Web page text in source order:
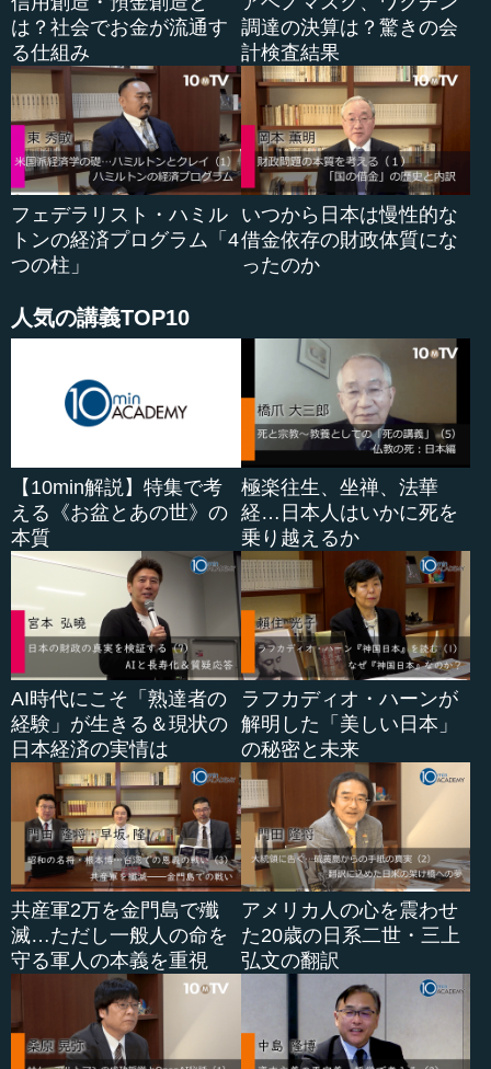
総務会には官房長官も出ていました。当時の官房長官
は、安倍晋三さんのお父さんの安倍晋太郎さんで、「今い
ろいろ考えている」と言います。総務会はタカ派が多いで
すから、実はその少し前の総務会で「灯台やヘリポートを
つくれ」と決議しているのです。政府としても、その決議
に基づいて「今、検討中です」と言うのです。
すると、藤尾正行さんというすごいタカ派の人が、「検
討中など、のんきなことを言っている場合ではない」「い
かに無理があろうと、国の威信や主権に関わる問題なのだ
それから、町村信孝さんのお父さんの町村金五さんとい
う人が、「中国が退去を拒否したら、どうするのだ。実力
部隊がなければ、どうやって守れるのか」と言い出しま
そうすると、玉置和郎さんという人は、「海上保安庁で
はなく、防衛庁が対処しなければ駄目だ。不退去だった
ら、これを爆撃できる自衛隊機はどこにいるのか」と言い
ます。
その総務会には当時幹事長だった大平正芳さんも出...
は？社会でお金が流通す
る仕組み
調達の決算は？驚きの会
計検査結果
フェデラリスト・ハミル
トンの経済プログラム「4
つの柱」
いつから日本は慢性的な
借金依存の財政体質にな
ったのか
人気の講義TOP10
【10min解説】特集で考
える《お盆とあの世》の
本質
極楽往生、坐禅、法華
経…日本人はいかに死を
乗り越えるか
AI時代にこそ「熟達者の
経験」が生きる＆現状の
日本経済の実情は
ラフカディオ・ハーンが
解明した「美しい日本」
の秘密と未来
共産軍2万を金門島で殲
滅…ただし一般人の命を
守る軍人の本義を重視
アメリカ人の心を震わせ
た20歳の日系二世・三上
弘文の翻訳